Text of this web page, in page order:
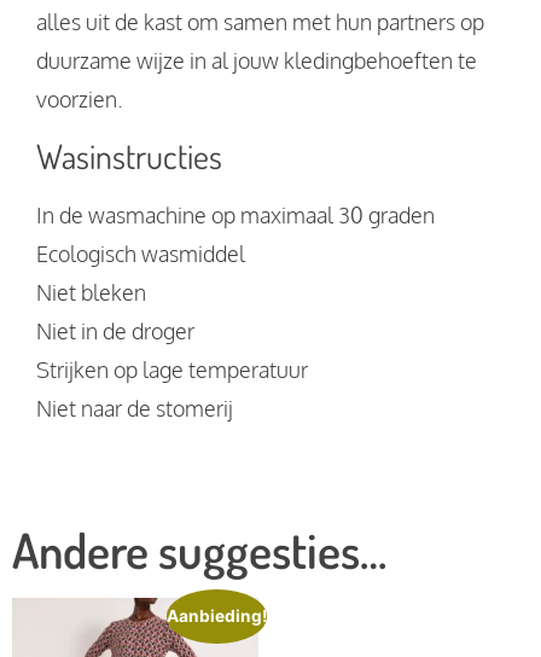
alles uit de kast om samen met hun partners op
duurzame wijze in al jouw kledingbehoeften te
voorzien.
Wasinstructies
In de wasmachine op maximaal 30 graden
Ecologisch wasmiddel
Niet bleken
Niet in de droger
Strijken op lage temperatuur
Niet naar de stomerij
Andere suggesties…
Aanbieding!